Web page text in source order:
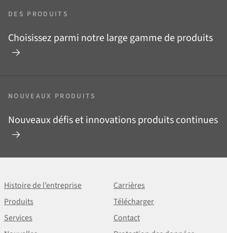
DES PRODUITS
Choisissez parmi notre large gamme de produits
NOUVEAUX PRODUITS
Nouveaux défis et innovations produits continues
Histoire de l’entreprise
Carrières
Produits
Télécharger
Services
Contact